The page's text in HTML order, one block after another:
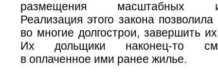
размещения масштабных
Реализация этого закона
во многие долгострои, завершить
Их дольщики наконец-то
в оплаченное ими ранее жилье.